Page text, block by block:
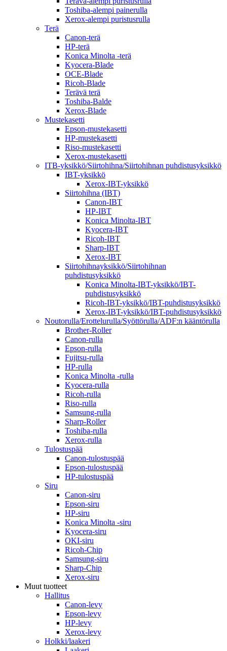
Toshiba-alempi painerulla
Xerox-alempi puristusrulla
Terä
Canon-terä
HP-terä
Konica Minolta -terä
Kyocera-Blade
OCE-Blade
Ricoh-Blade
Terävä terä
Toshiba-Balde
Xerox-Blade
Mustekasetti
Epson-mustekasetti
HP-mustekasetti
Riso-mustekasetti
Xerox-mustekasetti
ITB-yksikkö/Siirtohihna/Siirtohihnan puhdistusyksikkö
IBT-yksikkö
Xerox-IBT-yksikkö
Siirtohihna (IBT)
Canon-IBT
HP-IBT
Konica Minolta-IBT
Kyocera-IBT
Ricoh-IBT
Sharp-IBT
Xerox-IBT
Siirtohihnayksikkö/Siirtohihnan
puhdistusyksikkö
Konica Minolta-IBT-yksikkö/IBT-
puhdistusyksikkö
Ricoh-IBT-yksikkö/IBT-puhdistusyksikkö
Xerox-IBT-yksikkö/IBT-puhdistusyksikkö
Noutorulla/Erottelurulla/Syöttörulla/ADF:n kääntörulla
Brother-Roller
Canon-rulla
Epson-rulla
Fujitsu-rulla
HP-rulla
Konica Minolta -rulla
Kyocera-rulla
Ricoh-rulla
Riso-rulla
Samsung-rulla
Sharp-Roller
Toshiba-rulla
Xerox-rulla
Tulostuspää
Canon-tulostuspää
Epson-tulostuspää
HP-tulostuspää
Siru
Canon-siru
Epson-siru
HP-siru
Konica Minolta -siru
Kyocera-siru
OKI-siru
Ricoh-Chip
Samsung-siru
Sharp-Chip
Xerox-siru
Muut tuotteet
Hallitus
Canon-levy
Epson-levy
HP-levy
Xerox-levy
Holkki/laakeri